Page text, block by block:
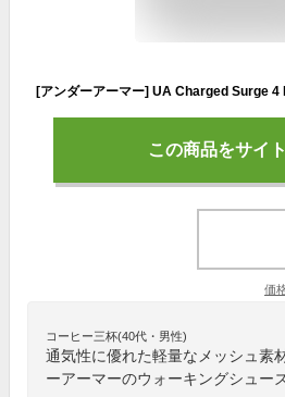
この商品をサイ
価
コーヒー三杯(40代・男性)
通気性に優れた軽量なメッシュ素
ーアーマーのウォーキングシュー